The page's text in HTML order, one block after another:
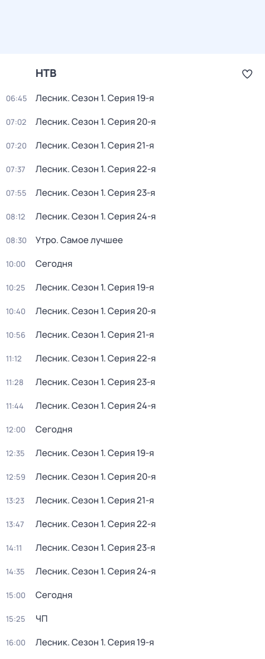
НТВ
06:45 Лесник. Сезон 1. Серия 19-я
07:02 Лесник. Сезон 1. Серия 20-я
07:20 Лесник. Сезон 1. Серия 21-я
07:37 Лесник. Сезон 1. Серия 22-я
07:55 Лесник. Сезон 1. Серия 23-я
08:12 Лесник. Сезон 1. Серия 24-я
08:30 Утро. Самое лучшее
10:00 Сегодня
10:25 Лесник. Сезон 1. Серия 19-я
10:40 Лесник. Сезон 1. Серия 20-я
10:56 Лесник. Сезон 1. Серия 21-я
11:12 Лесник. Сезон 1. Серия 22-я
11:28 Лесник. Сезон 1. Серия 23-я
11:44 Лесник. Сезон 1. Серия 24-я
12:00 Сегодня
12:35 Лесник. Сезон 1. Серия 19-я
12:59 Лесник. Сезон 1. Серия 20-я
13:23 Лесник. Сезон 1. Серия 21-я
13:47 Лесник. Сезон 1. Серия 22-я
14:11 Лесник. Сезон 1. Серия 23-я
14:35 Лесник. Сезон 1. Серия 24-я
15:00 Сегодня
15:25 ЧП
16:00 Лесник. Сезон 1. Серия 19-я